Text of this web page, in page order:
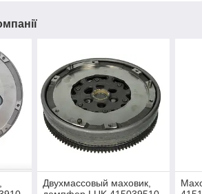
Двухмассовый маховик,